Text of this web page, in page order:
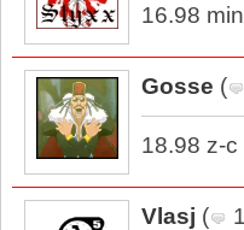
16.98
Gosse (
18.98 z-c
Vlasj (